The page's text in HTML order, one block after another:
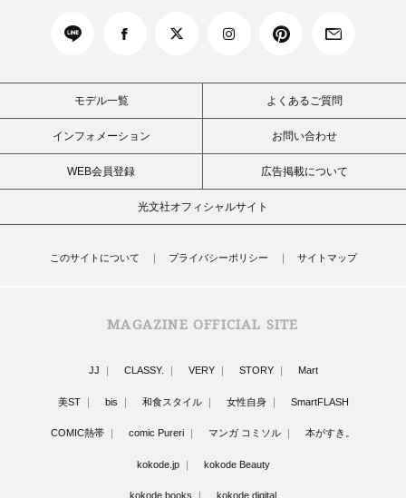
モデル一覧 よくあるご質問
インフォメーション お問い合わせ
WEB会員登録 広告掲載について
光文社オフィシャルサイト
このサイトについて プライバシーポリシー サイトマップ
MAGAZINE OFFICIAL SITE
JJ CLASSY. VERY STORY Mart
美ST bis 和食スタイル 女性自身 SmartFLASH
COMIC熱帯 comic Pureri マンガ コミソル 本がすき。
kokode.jp kokode Beauty
kokode books kokode digital